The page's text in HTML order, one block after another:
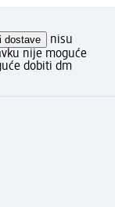
dostave
nisu
nije moguće
dobiti dm